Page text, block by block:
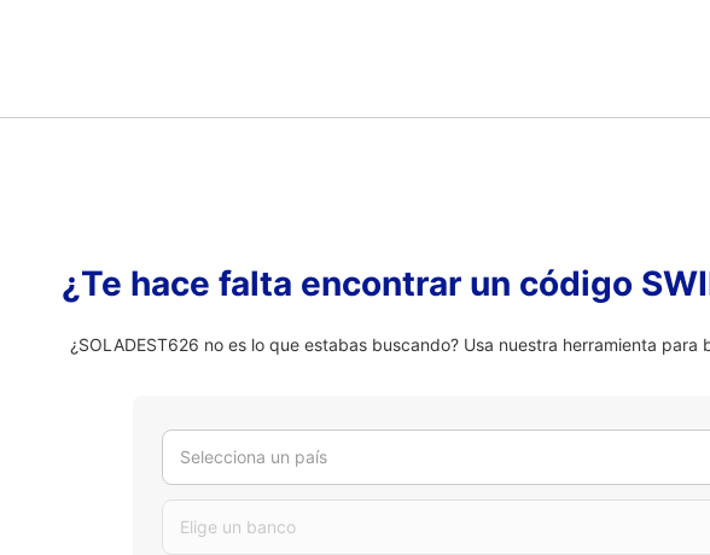
¿Te hace falta encontrar un código
¿SOLADEST626 no es lo que estabas buscando? Usa nuestra herramienta
Selecciona un país
Elige un banco